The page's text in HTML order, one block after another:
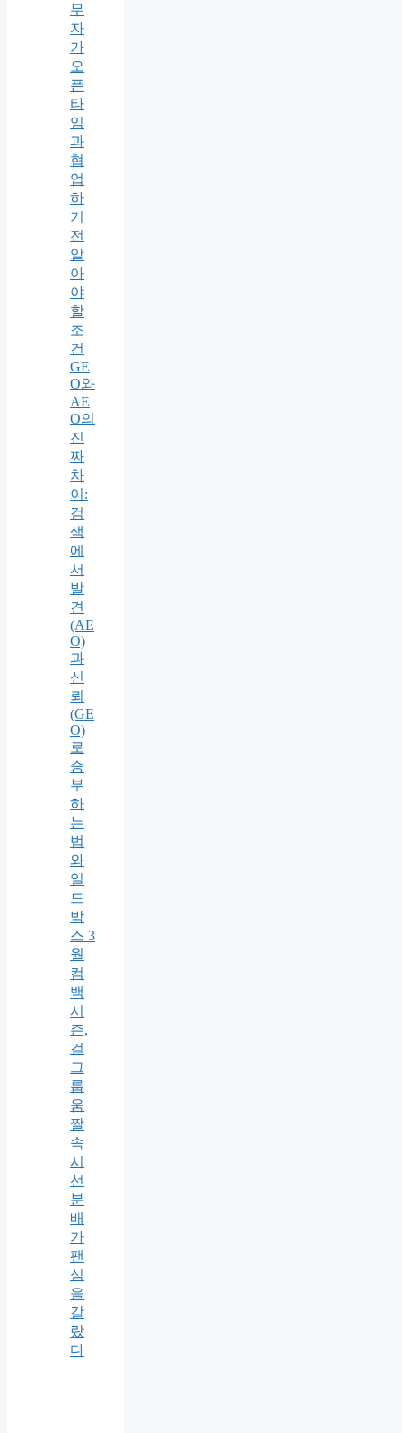
무
자
가
오
픈
타
임
과
협
업
하
기
전
알
아
야
할
조
건
GE
O와
AE
O의
진
짜
차
이:
검
색
에
서
발
견
(AE
O)
과
신
뢰
(GE
O)
로
승
부
하
는
법
와
일
드
박
스 3
월
컴
백
시
즌,
걸
그
룹
움
짤
속
시
선
분
배
가
팬
심
을
갈
랐
다